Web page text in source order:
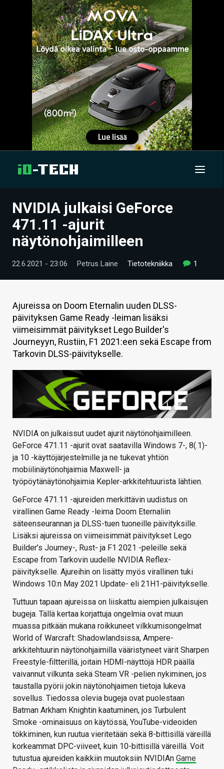
UUTISET
ARTIKKELIT
VIDEOT
TECHBBS
TIETOA
HINTA.FI
KAUPPA
HAKU
NVIDIA julkaisi GeForce
471.11 -ajurit
näytönohjaimilleen
22.6.2021 - 23:06 Petrus Laine Tietotekniikka 1
Ajureissa on Doom Eternalin uuden DLSS-
päivityksen Game Ready -leiman lisäksi
viimeisimmät päivitykset Lego Builder's
Journeyyn, Rustiin, F1 2021:een sekä Escape from
Tarkovin DLSS-päivitykselle.
NVIDIA on julkaissut uudet ajurit näytönohjaimilleen.
GeForce 471.11 -ajurit ovat saatavilla Windows 7-, 8(.1)-
ja 10 -käyttöjärjestelmille ja ne tukevat yhtiön
mobiilinäytönohjaimia Maxwell- ja
työpöytänäytönohjaimia Kepler-arkkitehtuurista lähtien.
GeForce 471.11 -ajureiden merkittävin uudistus on
virallinen Game Ready -leima Doom Eternaliin
säteenseurannan ja DLSS-tuen tuoneille päivityksille.
Lisäksi ajureissa on viimeisimmät päivitykset Lego
Builder’s Journey-, Rust- ja F1 2021 -peleille sekä
Escape from Tarkovin uudelle NVIDIA Reflex-
päivitykselle. Ajureihin on lisätty myös virallinen tuki
Windows 10:n May 2021 Update- eli 21H1-päivitykselle.
Tuttuun tapaan ajureissa on liiskattu aiempien julkaisujen
bugeja. Tällä kertaa korjattuja ongelmia ovat muun
muassa pitkään mukana roikkuneet vilkkumisongelmat
World of Warcraft: Shadowlandsissa, Ampere-
arkkitehtuurin näytönohjaimilla vääristyneet värit Sharpen
Freestyle-filtterillä, joitain HDMI-näyttöjä HDR päällä
vaivannut vilkunta sekä Steam VR -pelien nykiminen, jos
taustalla pyörii jokin näytönohjaimen tietoja lukeva
sovellus. Tiedossa olevia bugeja ovat puolestaan
Batman Arkham Knightin kaatuminen, jos Turbulent
Smoke -ominaisuus on käytössä, YouTube-videoiden
tökkiminen, kun ruutua vieritetään sekä 8-bittisillä väreillä
korkeammat DPC-viiveet, kuin 10-bittisillä väreillä. Voit
tutustua ajureiden kaikkiin muutoksiin NVIDIAn Game